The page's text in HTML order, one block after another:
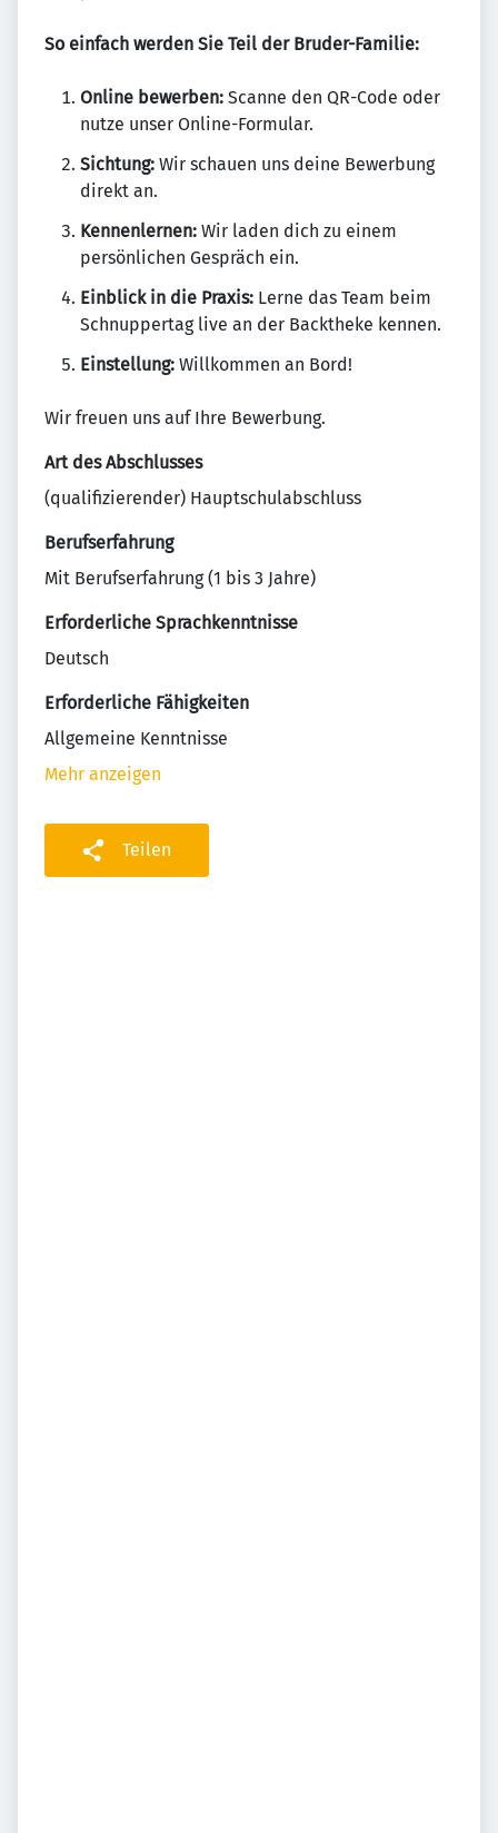
So einfach werden Sie Teil der Bruder-Familie:
Online bewerben: Scanne den QR-Code oder
nutze unser Online-Formular.
Sichtung: Wir schauen uns deine Bewerbung
direkt an.
Kennenlernen: Wir laden dich zu einem
persönlichen Gespräch ein.
Einblick in die Praxis: Lerne das Team beim
Schnuppertag live an der Backtheke kennen.
Einstellung: Willkommen an Bord!
Wir freuen uns auf Ihre Bewerbung.
Art des Abschlusses
(qualifizierender) Hauptschulabschluss
Berufserfahrung
Mit Berufserfahrung (1 bis 3 Jahre)
Erforderliche Sprachkenntnisse
Deutsch
Erforderliche Fähigkeiten
Allgemeine Kenntnisse
Mehr anzeigen
Teilen